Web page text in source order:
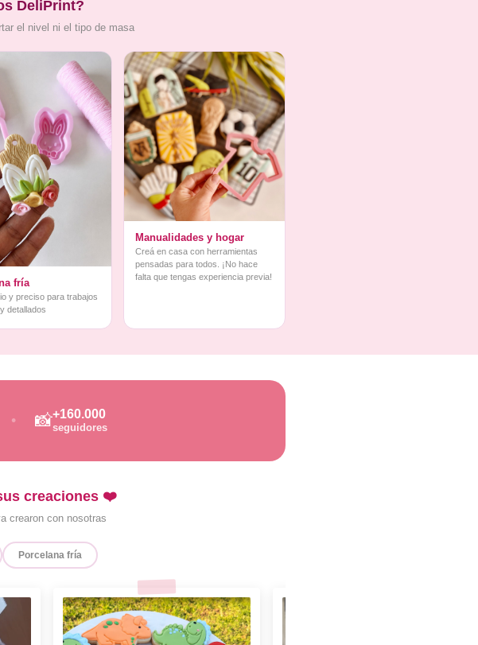
DeliPrint?
el nivel ni el tipo de masa
fría
y preciso para trabajos
detallados
Manualidades y hogar
Creá en casa con herramientas
pensadas para todos. ¡No hace
falta que tengas experiencia previa!
📸+160.000
seguidores
creaciones ❤️
crearon con nosotras
Porcelana fría